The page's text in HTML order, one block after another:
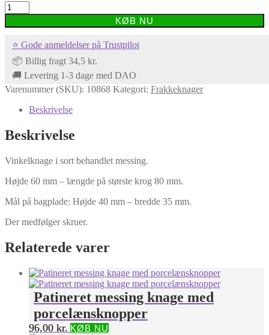
Knage
i
sort
messing
antal
KØB NU
⭐ Gode anmeldelser på Trustpilot
📦 Billig fragt 34,5 kr.
🚚 Levering 1-3 dage med DAO
Varenummer (SKU): 10868 Kategori: Frakkeknager
Beskrivelse
Beskrivelse
Vinkelknage i sort behandlet messing.
Højde 60 mm – længde på største krog 80 mm.
Mål på bagplade: Højde 40 mm – bredde 35 mm.
Der medfølger skruer.
Relaterede varer
Patineret messing knage med
porcelænsknopper
96,00 kr. KØB NU